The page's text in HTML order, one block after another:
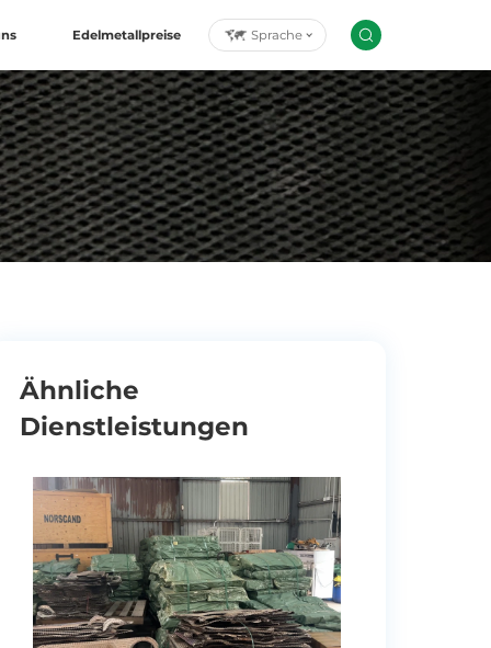
Edelmetallpreise Sprache
Ähnliche
Dienstleistungen